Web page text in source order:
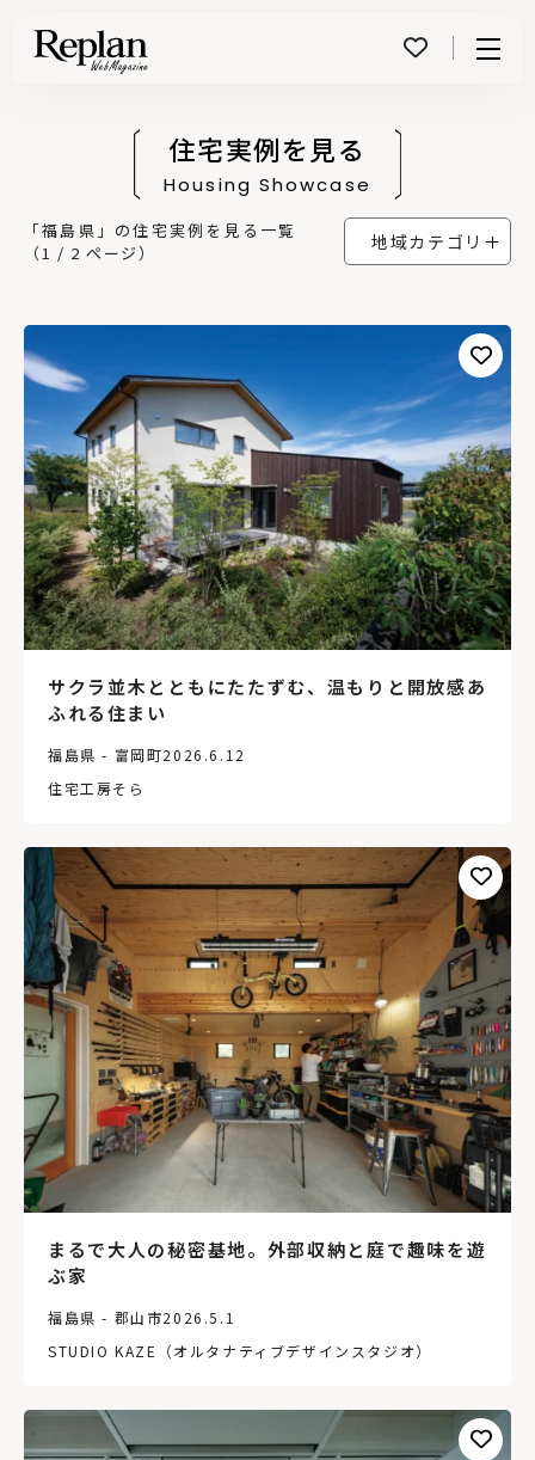
住宅実例を見る
Housing Showcase
「福島県」の住宅実例を見る一覧
（1 / 2 ページ）
地域カテゴリ
サクラ並木とともにたたずむ、温もりと開放感あ
ふれる住まい
福島県 - 富岡町2026.6.12
住宅工房そら
まるで大人の秘密基地。外部収納と庭で趣味を遊
ぶ家
福島県 - 郡山市2026.5.1
STUDIO KAZE（オルタナティブデザインスタジオ）